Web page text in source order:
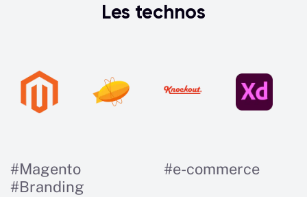
Les technos
#Magento #e-commerce
#Branding